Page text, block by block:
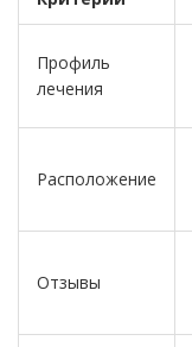
Профиль
лечения
Расположение
Отзывы